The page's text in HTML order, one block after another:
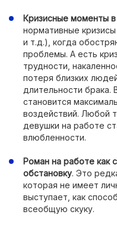
Кризисные моменты в
нормативные
и т.д.), когда
проблемы. А есть
трудности,
потеря близких
длительности брака.
становится
воздействий. Любой
девушки на работе
влюбленности.
Роман на работе как
обстановку. Это
которая не имеет
выступает, как
всеобщую скуку.